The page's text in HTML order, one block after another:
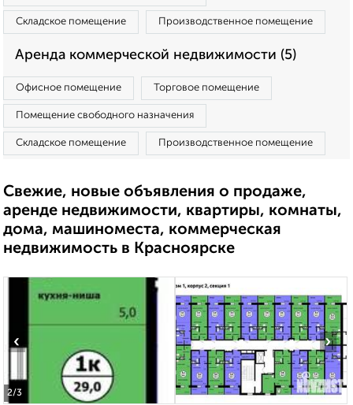
Складское помещение Производственное помещение
Аренда коммерческой недвижимости (5)
Офисное помещение Торговое помещение
Помещение свободного назначения
Складское помещение Производственное помещение
Свежие, новые объявления о продаже,
аренде недвижимости, квартиры, комнаты,
дома, машиноместа, коммерческая
недвижимость в Красноярске
2/3
‹ ›